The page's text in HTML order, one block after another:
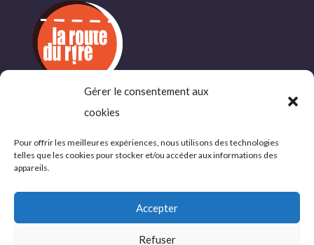
Gérer le consentement aux
cookies
Pour offrir les meilleures expériences, nous utilisons des technologies
telles que les cookies pour stocker et/ou accéder aux informations des
appareils.
Accepter
Refuser
INFORMATIONS
COMPLÉMENTAIRES
Politique de confidentialité